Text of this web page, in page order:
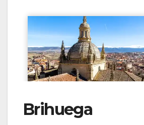
Brihuega